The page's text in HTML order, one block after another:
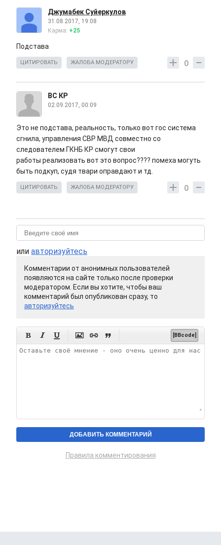
Джумабек Суйеркулов
31.08.2017, 19:08
Карма: +25
Подстава
0
ЦИТИРОВАТЬ ЖАЛОБА МОДЕРАТОРУ
ВС КР
02.09.2017, 00:09
Это не подстава, реальность, только вот гос система
сгнила, управления СВР МВД совместно со
следователем ГКНБ КР смогут свои
работы реализовать вот это вопрос???? помеха могуть
быть подкуп, судя твари оправдают и тд.
0
ЦИТИРОВАТЬ ЖАЛОБА МОДЕРАТОРУ
или авторизуйтесь
Комментарии от анонимных пользователей
появляются на сайте только после проверки
модератором. Если вы хотите, чтобы ваш
комментарий был опубликован сразу, то
авторизуйтесь
      [BBcode]
Правила комментирования